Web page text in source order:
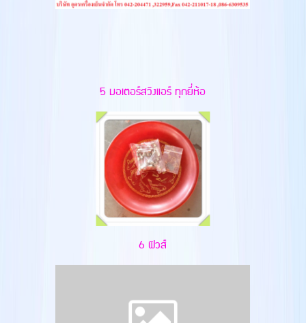
5 มอเตอร์สวิงแอร์ ทุกยี่ห้อ
6 ฟิวส์